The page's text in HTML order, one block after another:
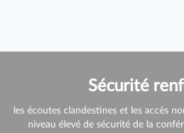
Sécurité
les écoutes clandestines et les accès
niveau élevé de sécurité de la